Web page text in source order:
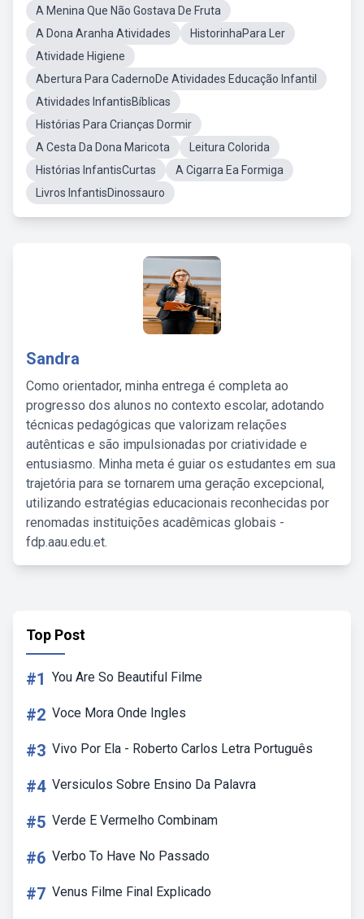
A Menina Que Não Gostava De Fruta
A Dona Aranha Atividades
HistorinhaPara Ler
Atividade Higiene
Abertura Para CadernoDe Atividades Educação Infantil
Atividades InfantisBíblicas
Histórias Para Crianças Dormir
A Cesta Da Dona Maricota
Leitura Colorida
Histórias InfantisCurtas
A Cigarra Ea Formiga
Livros InfantisDinossauro
Sandra
Como orientador, minha entrega é completa ao
progresso dos alunos no contexto escolar, adotando
técnicas pedagógicas que valorizam relações
autênticas e são impulsionadas por criatividade e
entusiasmo. Minha meta é guiar os estudantes em sua
trajetória para se tornarem uma geração excepcional,
utilizando estratégias educacionais reconhecidas por
renomadas instituições acadêmicas globais -
fdp.aau.edu.et.
Top Post
#1 You Are So Beautiful Filme
#2 Voce Mora Onde Ingles
#3 Vivo Por Ela - Roberto Carlos Letra Português
#4 Versiculos Sobre Ensino Da Palavra
#5 Verde E Vermelho Combinam
#6 Verbo To Have No Passado
#7 Venus Filme Final Explicado